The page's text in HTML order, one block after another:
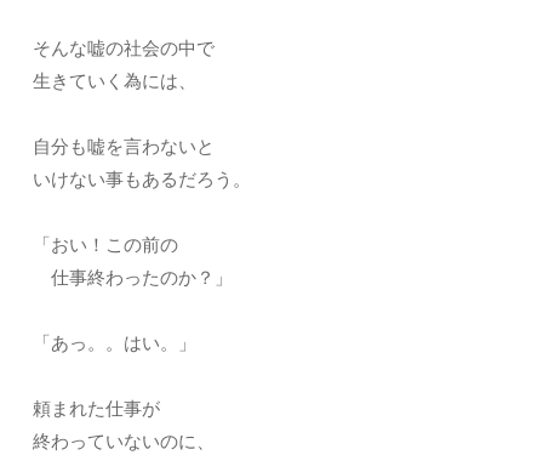
そんな嘘の社会の中で
生きていく為には、
自分も嘘を言わないと
いけない事もあるだろう。
「おい！この前の
仕事終わったのか？」
「あっ。。はい。」
頼まれた仕事が
終わっていないのに、